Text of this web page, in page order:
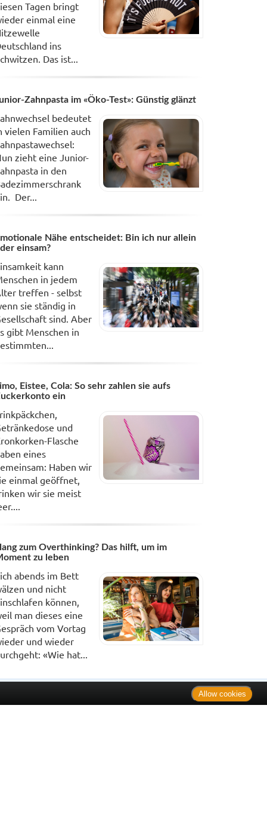
Tagen bringt
einmal eine
ins
Das ist...
Zahnpasta im «Öko-Test»: Günstig glänzt
bedeutet
vielen Familien auch
zieht eine Junior-
in den
Der...
Nähe entscheidet: Bin ich nur allein
einsam?
kann
in jedem
treffen - selbst
sie ständig in
sind. Aber
gibt Menschen in
Eistee, Cola: So sehr zahlen sie aufs
ein
und
Flasche
eines
Haben wir
einmal geöffnet,
wir sie meist
zum Overthinking? Das hilft, um im
zu leben
abends im Bett
und nicht
können,
man dieses eine
vom Vortag
und wieder
«Wie hat...
Allow cookies